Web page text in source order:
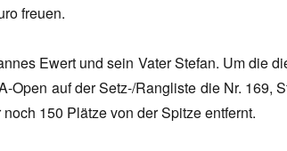
freuen.
Ewert und sein Vater Stefan. Um die
Open auf der Setz-/Rangliste die Nr. 169,
150 Plätze von der Spitze entfernt.